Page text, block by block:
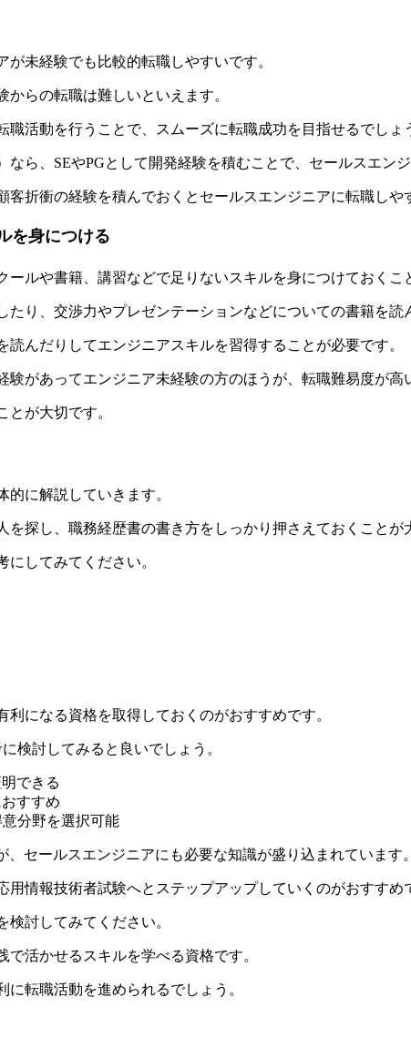
未経験でも比較的転職しやすいです。​
らの転職は難しいといえます。​
活動を行うことで、スムーズに転職成功を目指せるでしょ
ら、SEやPGとして開発経験を積むことで、セールスエン
折衝の経験を積んでおくとセールスエンジニアに転職しや
を身につける
ルや書籍、講習などで足りないスキルを身につけておくこ
り、交渉力やプレゼンテーションなどについての書籍を読
んだりしてエンジニアスキルを習得することが必要です。​
験があってエンジニア未経験の方のほうが、転職難易度が高
が大切です。​
に解説​​していきます。​
探し、職務経歴書の書き方をしっかり押さえておくことが
してみてください。​
になる資格を取得しておくのがおすすめ​​です。​
検討してみると良いでしょう。
できる
すすめ
分野を選択可能​
セールスエンジニアにも必要な知識が盛り込まれています。
情報技術者試験へとステップアップしていくのがおすすめ
討してみてください​​。​
活かせるスキルを学べる資格です。​
転職活動を進められるでしょう。​